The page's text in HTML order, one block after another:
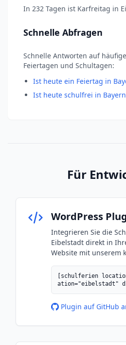
In 232 Tagen ist Karfreitag in
Schnelle Abfragen
Schnelle Antworten auf
Feiertagen und Schultagen:
Ist heute ein Feiertag in
Ist heute schulfrei in
Für
WordPress
Integrieren Sie die
Eibelstadt direkt in
Website mit unserem
[schulferien
ation="eibelstadt"
Plugin auf GitHub